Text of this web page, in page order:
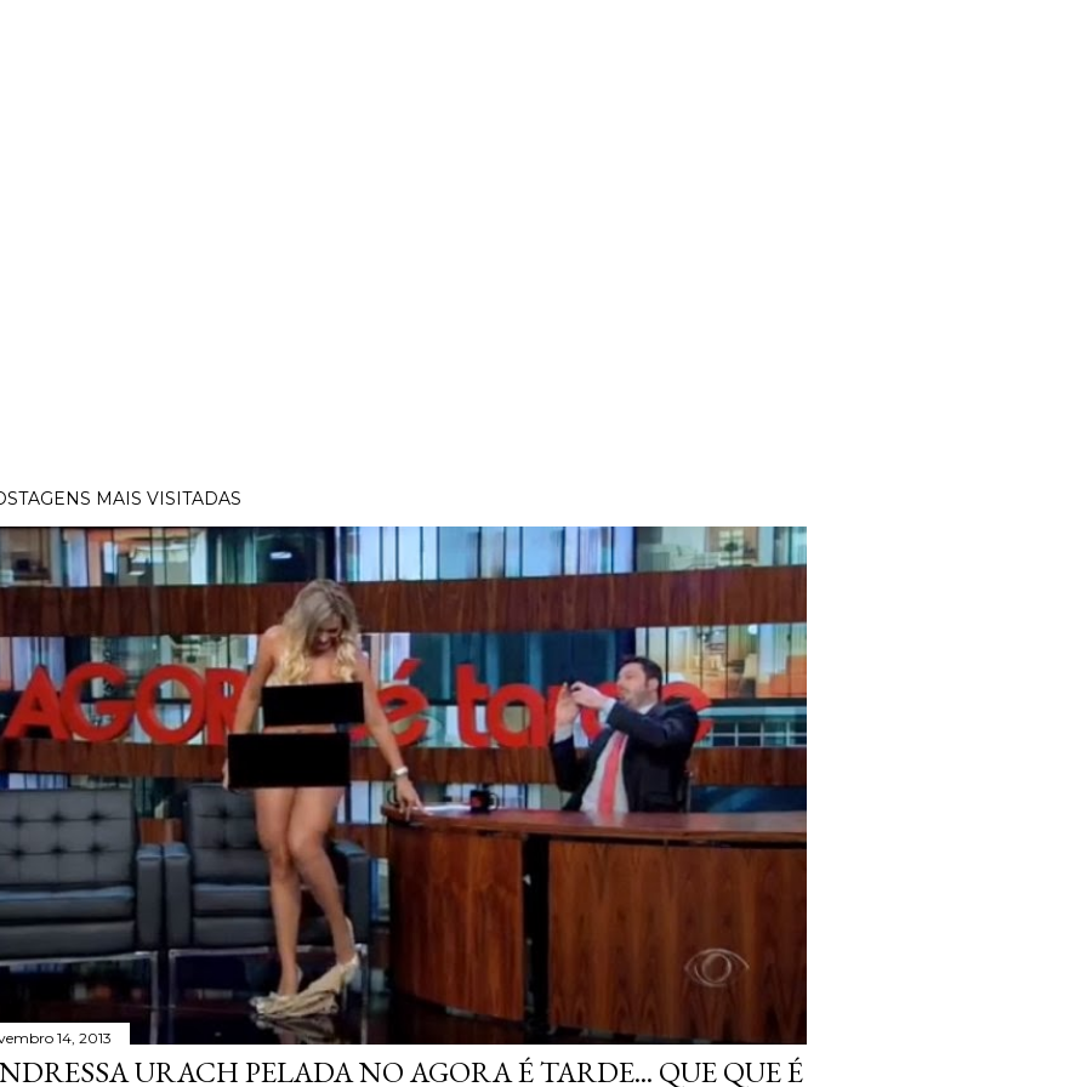
MAIS VISITADAS
14, 2013
URACH PELADA NO AGORA É TARDE... QUE QUE É